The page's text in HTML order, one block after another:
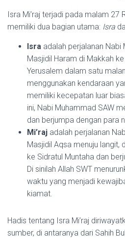
Isra Mi’raj terjadi pada malam 27
memiliki dua bagian utama: Isra
Isra adalah perjalanan Nabi
Masjidil Haram di Makkah
Yerusalem dalam satu
menggunakan kendaraan
memiliki kecepatan luar
ini, Nabi Muhammad SAW
dan berjumpa dengan para
Mi’raj adalah perjalanan
Masjidil Aqsa menuju langit,
ke Sidratul Muntaha dan
Di sinilah Allah SWT
waktu yang menjadi
kiamat.
Hadis tentang Isra Mi’raj
sumber, di antaranya dari Sahih